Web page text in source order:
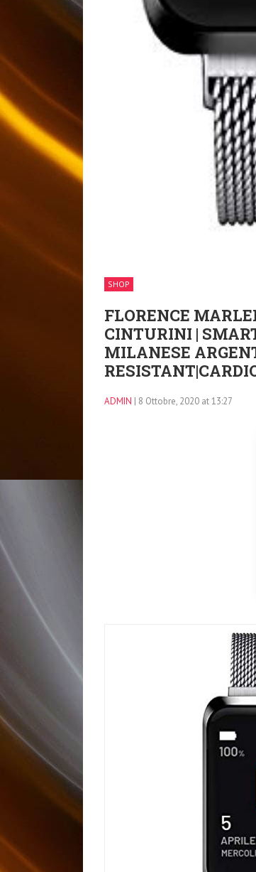
SHOP
FLORENCE
CINTURINI |
MILANESE
ADMIN | 8 Ottobre, 2020 at 13:27